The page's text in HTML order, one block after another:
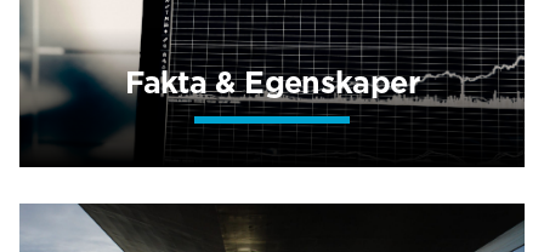
Fakta & Egenskaper